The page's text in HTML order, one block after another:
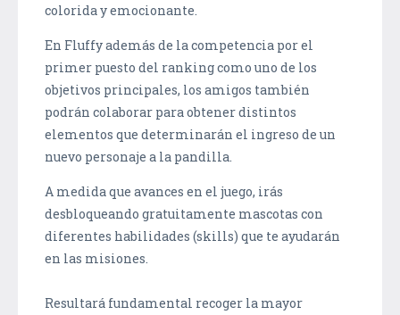
colorida y emocionante.
En Fluffy además de la competencia por el
primer puesto del ranking como uno de los
objetivos principales, los amigos también
podrán colaborar para obtener distintos
elementos que determinarán el ingreso de un
nuevo personaje a la pandilla.
A medida que avances en el juego, irás
desbloqueando gratuitamente mascotas con
diferentes habilidades (skills) que te ayudarán
en las misiones.
Resultará fundamental recoger la mayor